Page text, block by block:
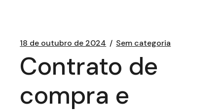
18 de outubro de 2024 Sem categoria
Contrato de
compra e